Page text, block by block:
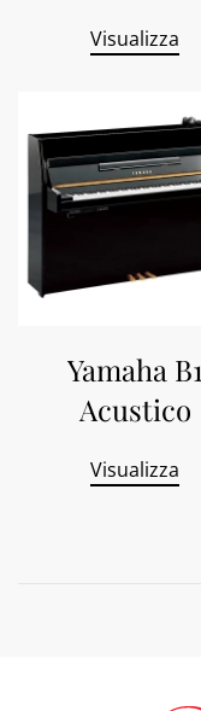
Visualizza
Yamaha B1
Acustico
Visualizza